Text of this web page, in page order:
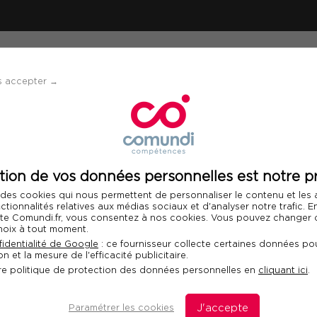
accepter →
de vos données personnelles est notre
cookies qui nous permettent de personnaliser le contenu et les
relatives aux médias sociaux et d'analyser notre trafic.
Comundi.fr, vous consentez à nos cookies. Vous pouvez changer
à tout moment.
de Google : ce fournisseur collecte certaines données
et la mesure de l'efficacité publicitaire.
politique de protection des données personnelles en cliquant ici.
Paramétrer les cookies J'accepte
Télécharger le programme
Foundation